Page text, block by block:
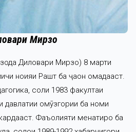
Мирзо
Диловари Мирзо) 8 марти
ноҳияи Рашт ба ҷаҳон омадааст.
соли 1983 факултаи
давлатии омӯзгории ба номи
Фаъолияти меҳнатиро ба